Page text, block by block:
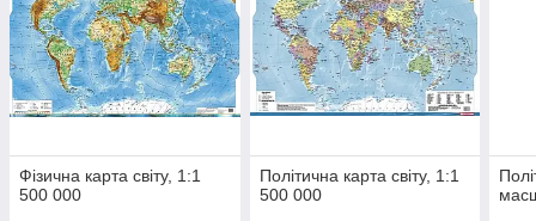
Фізична карта світу, 1:1
500 000
Політична карта світу, 1:1
500 000